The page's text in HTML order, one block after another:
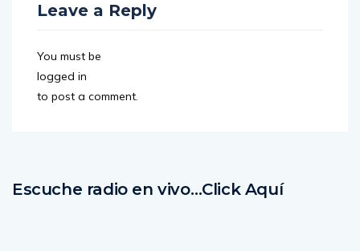
Leave a Reply
You must be
logged in
to post a comment.
Escuche radio en vivo…Click Aquí